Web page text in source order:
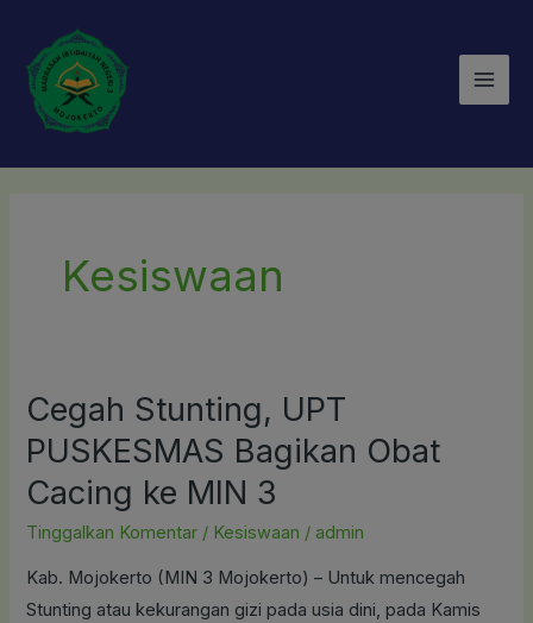
konten
Kesiswaan
Cegah Stunting, UPT
PUSKESMAS Bagikan Obat
Cacing ke MIN 3
Tinggalkan Komentar / Kesiswaan / admin
Kab. Mojokerto (MIN 3 Mojokerto) – Untuk mencegah
Stunting atau kekurangan gizi pada usia dini, pada Kamis
Cegah
Stunting,
UPT
PUSKESMAS
Bagikan